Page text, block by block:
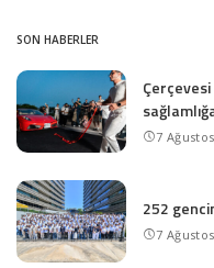
SON HABERLER
7
252
7